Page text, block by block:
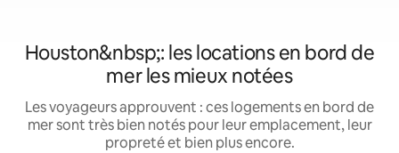
Houston&nbsp;: les locations en bord de
mer les mieux notées
Les voyageurs approuvent : ces logements en bord de
mer sont très bien notés pour leur emplacement, leur
propreté et bien plus encore.